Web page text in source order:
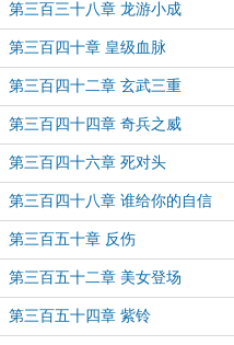
第三百三十八章 龙游小成
第三百四十章 皇级血脉
第三百四十二章 玄武三重
第三百四十四章 奇兵之威
第三百四十六章 死对头
第三百四十八章 谁给你的自信
第三百五十章 反伤
第三百五十二章 美女登场
第三百五十四章 紫铃